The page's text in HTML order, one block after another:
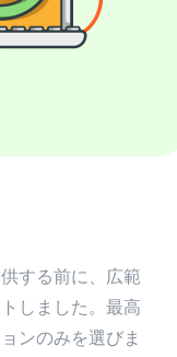
する前に、広範
しました。最高
ンのみを選びま